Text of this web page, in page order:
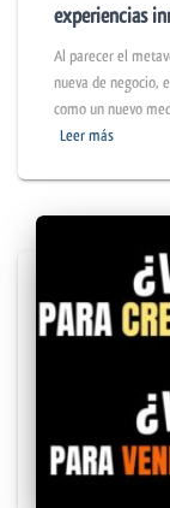
experiencias
Al parecer el
nueva de negocio,
como un nuevo
Leer más